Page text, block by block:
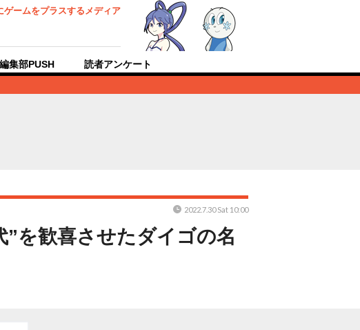
ゲームをプラスするメディア
編集部PUSH 読者アンケート
”を歓喜させたダイゴの名
2022.7.30 Sat 10:00